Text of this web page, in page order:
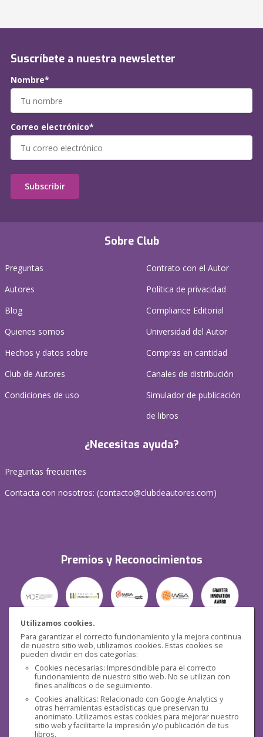
Utilizamos cookies.
Para garantizar el correcto funcionamiento y la mejora continua
de nuestro sitio web, utilizamos cookies. Estas cookies se
pueden dividir en dos categorías:
Cookies necesarias: Imprescindible para el correcto
funcionamiento de nuestro sitio web. No se utilizan con
fines analíticos o de seguimiento.
Cookies analíticas: Relacionado con Google Analytics y
otras herramientas estadísticas que preservan tu
anonimato. Utilizamos estas cookies para mejorar nuestro
sitio web y facilitarte la impresión y/o publicación de tus
libros.
Sobre Club
Preguntas
Autores
Blog
Quienes somos
Hechos y datos sobre
Club de Autores
Condiciones de uso
Contrato con el Autor
Política de privacidad
Compliance Editorial
Universidad del Autor
Compras en cantidad
Canales de distribución
Simulador de publicación
de libros
¿Necesitas ayuda?
Preguntas frecuentes
Contacta con nosotros: (contacto@clubdeautores.com)
Premios y Reconocimientos
Seguridad
Redes sociales
Suscríbete a nuestra newsletter
Nombre*
Correo electrónico*
Subscribir